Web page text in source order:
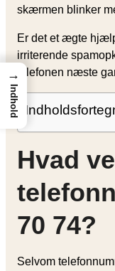
skærmen blinker
Er det et ægte
irriterende
telefonen næste
Hvad
70 74?
Selvom
→
Indhold